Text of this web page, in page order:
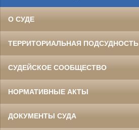
О СУДЕ
ТЕРРИТОРИАЛЬНАЯ ПОДСУДНОСТЬ
СУДЕЙСКОЕ СООБЩЕСТВО
НОРМАТИВНЫЕ АКТЫ
ДОКУМЕНТЫ СУДА